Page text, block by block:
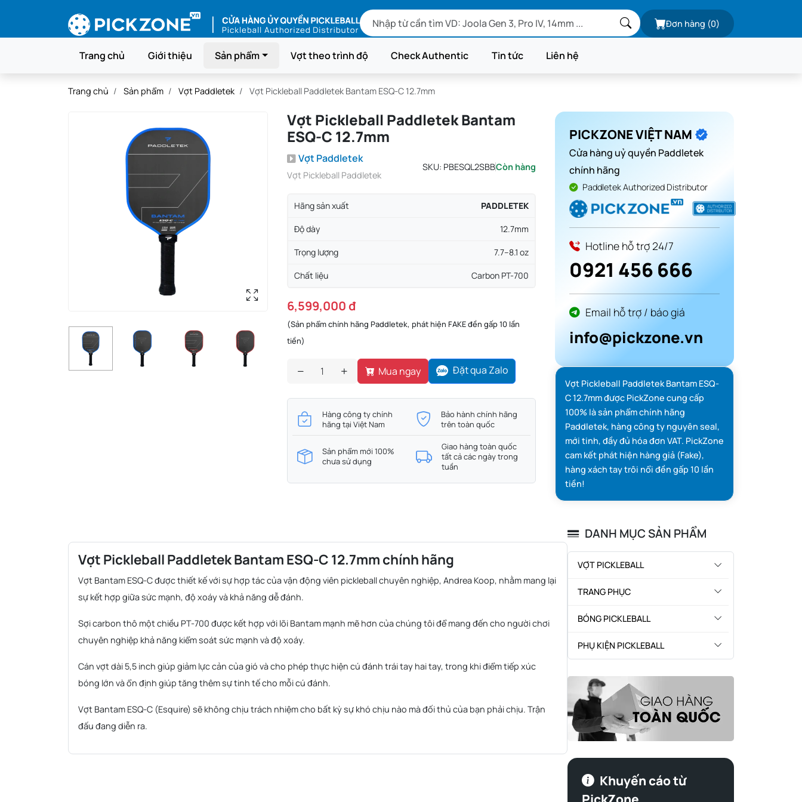
Đơn hàng (0)
Trang chủ Giới thiệu Sản phẩm Vợt theo trình độ Check Authentic Tin tức Liên hệ
Trang chủ Sản phẩm Vợt Paddletek Vợt Pickleball Paddletek Bantam ESQ-C 12.7mm
Vợt Pickleball Paddletek Bantam
ESQ-C 12.7mm
Vợt Paddletek
Vợt Pickleball Paddletek
SKU: PBESQL2SBBCòn hàng
Hãng sản xuất PADDLETEK
Độ dày 12.7mm
Trọng lượng 7.7–8.1 oz
Chất liệu Carbon PT-700
6,599,000 đ
(Sản phẩm chính hãng Paddletek, phát hiện FAKE đền gấp 10 lần
tiền)
Mua ngay Đặt qua Zalo
Hàng công ty chính
hãng tại Việt Nam
Bảo hành chính hãng
trên toàn quốc
Sản phẩm mới 100%
chưa sử dụng
Giao hàng toàn quốc
tất cả các ngày trong
tuần
PICKZONE VIỆT NAM
Cửa hàng uỷ quyền Paddletek
chính hãng
Paddletek Authorized Distributor
Hotline hỗ trợ 24/7
0921 456 666
Email hỗ trợ / báo giá
info@pickzone.vn
Vợt Pickleball Paddletek Bantam ESQ-
C 12.7mm được PickZone cung cấp
100% là sản phẩm chính hãng
Paddletek, hàng công ty nguyên seal,
mới tinh, đầy đủ hóa đơn VAT. PickZone
cam kết phát hiện hàng giả (Fake),
hàng xách tay trôi nổi đền gấp 10 lần
tiền!
Vợt Pickleball Paddletek Bantam ESQ-C 12.7mm chính hãng
Vợt Bantam ESQ-C được thiết kế với sự hợp tác của vận động viên pickleball chuyên nghiệp, Andrea Koop, nhằm mang lại
sự kết hợp giữa sức mạnh, độ xoáy và khả năng dễ đánh.
Sợi carbon thô một chiều PT-700 được kết hợp với lõi Bantam mạnh mẽ hơn của chúng tôi để mang đến cho người chơi
chuyên nghiệp khả năng kiểm soát sức mạnh và độ xoáy.
Cán vợt dài 5,5 inch giúp giảm lực cản của gió và cho phép thực hiện cú đánh trái tay hai tay, trong khi điểm tiếp xúc
bóng lớn và ổn định giúp tăng thêm sự tinh tế cho mỗi cú đánh.
Vợt Bantam ESQ-C (Esquire) sẽ không chịu trách nhiệm cho bất kỳ sự khó chịu nào mà đối thủ của bạn phải chịu. Trận
đấu đang diễn ra.
DANH MỤC SẢN PHẨM
VỢT PICKLEBALL
TRANG PHỤC
BÓNG PICKLEBALL
PHỤ KIỆN PICKLEBALL
Khuyến cáo từ